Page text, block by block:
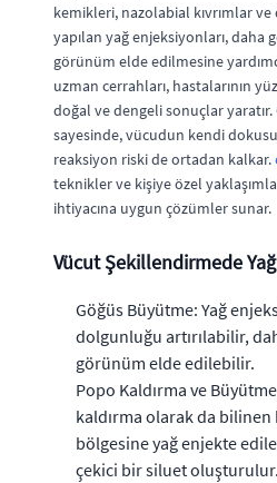
kemikleri, nazolabial kıvrımlar
yapılan yağ enjeksiyonları, daha
görünüm elde edilmesine
uzman cerrahları, hastalarının
doğal ve dengeli sonuçlar
sayesinde, vücudun kendi
reaksiyon riski de ortadan kalkar.
teknikler ve kişiye özel
ihtiyacına uygun çözümler sunar.
Vücut Şekillendirmede
Göğüs Büyütme: Yağ
dolgunluğu artırılabilir,
görünüm elde edilebilir.
Popo Kaldırma ve
kaldırma olarak da
bölgesine yağ enjekte
çekici bir siluet oluşturulur.